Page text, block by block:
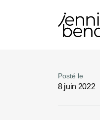
Posté le
8 juin 2022